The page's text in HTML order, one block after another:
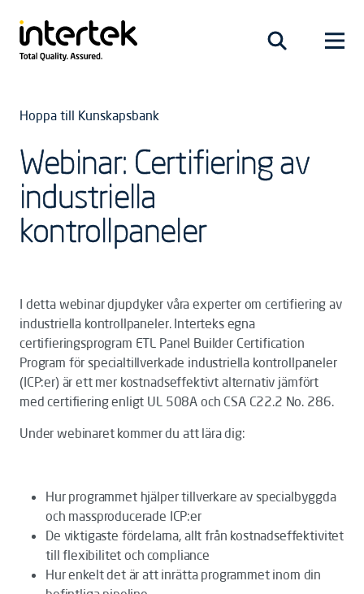
Hoppa till Kunskapsbank
Webinar: Certifiering av
industriella
kontrollpaneler
I detta webinar djupdyker våra experter om certifiering av
industriella kontrollpaneler. Interteks egna
certifieringsprogram ETL Panel Builder Certification
Program för specialtillverkade industriella kontrollpaneler
(ICP:er) är ett mer kostnadseffektivt alternativ jämfört
med certifiering enligt UL 508A och CSA C22.2 No. 286.
Under webinaret kommer du att lära dig:
Hur programmet hjälper tillverkare av specialbyggda
och massproducerade ICP:er
De viktigaste fördelarna, allt från kostnadseffektivitet
till flexibilitet och compliance
Hur enkelt det är att inrätta programmet inom din